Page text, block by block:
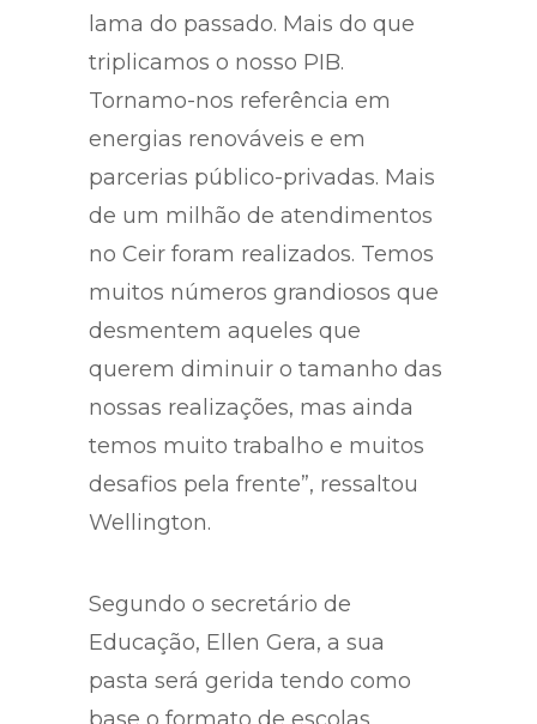
lama do passado. Mais do que
triplicamos o nosso PIB.
Tornamo-nos referência em
energias renováveis e em
parcerias público-privadas. Mais
de um milhão de atendimentos
no Ceir foram realizados. Temos
muitos números grandiosos que
desmentem aqueles que
querem diminuir o tamanho das
nossas realizações, mas ainda
temos muito trabalho e muitos
desafios pela frente”, ressaltou
Wellington.
Segundo o secretário de
Educação, Ellen Gera, a sua
pasta será gerida tendo como